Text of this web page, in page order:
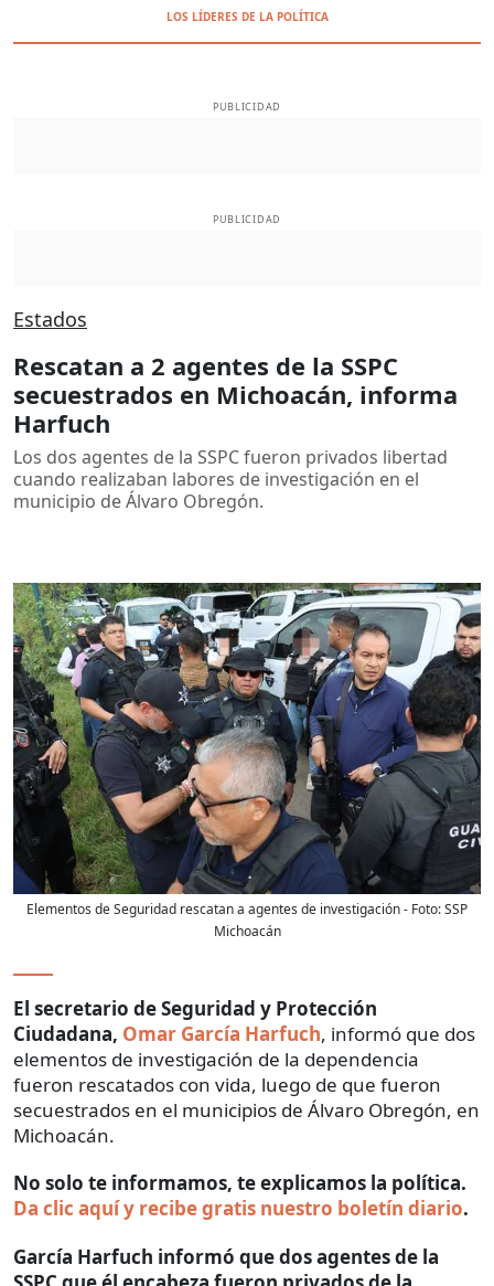
LOS LÍDERES DE LA POLÍTICA
PUBLICIDAD
PUBLICIDAD
Estados
Rescatan a 2 agentes de la SSPC
secuestrados en Michoacán, informa
Harfuch
Los dos agentes de la SSPC fueron privados libertad
cuando realizaban labores de investigación en el
municipio de Álvaro Obregón.
Elementos de Seguridad rescatan a agentes de investigación- Foto:SSP
Michoacán
El secretario de Seguridad y Protección
Ciudadana, Omar García Harfuch, informó que dos
elementos de investigación de la dependencia
fueron rescatados con vida, luego de que fueron
secuestrados en el municipios de Álvaro Obregón, en
Michoacán.
No solo te informamos, te explicamos la política.
Da clic aquí y recibe gratis nuestro boletín diario.
García Harfuch informó que dos agentes de la